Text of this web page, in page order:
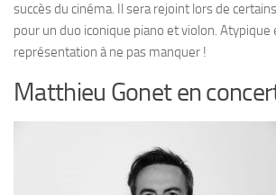
succès du cinéma. Il sera rejoint lors de
pour un duo iconique piano et violon.
représentation à ne pas manquer !
Matthieu Gonet en